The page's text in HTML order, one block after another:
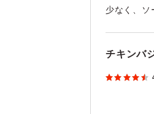
少なく、ソ
チキンバ